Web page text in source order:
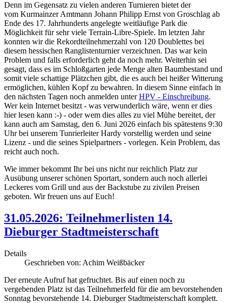
Denn im Gegensatz zu vielen anderen Turnieren bietet der
vom Kurmainzer Amtmann Johann Philipp Ernst von Groschlag ab
Ende des 17. Jahrhunderts angelegte weitläufige Park die
Möglichkeit für sehr viele Terrain-Libre-Spiele. Im letzten Jahr
konnten wir die Rekordteilnehmerzahl von 120 Doublettes bei
diesem hessischen Ranglistenturnier verzeichnen. Das war kein
Problem und falls erforderlich geht da noch mehr. Weiterhin sei
gesagt, dass es im Schloßgarten jede Menge alten Baumbestand und
somit viele schattige Plätzchen gibt, die es auch bei heißer Witterung
ermöglichen, kühlen Kopf zu bewahren. In diesem Sinne einfach in
den nächsten Tagen noch anmelden unterHPV - Einschreibung.
Wer kein Internet besitzt - was verwunderlich wäre, wenn er dies
hier lesen kann :-) - oder wem dies alles zu viel Mühe bereitet, der
kann auch am Samstag, den 6. Juni 2026 einfach bis spätestens 9:30
Uhr bei unserem Tunrierleiter Hardy vorstellig werden und seine
Lizenz - und die seines Spielpartners - vorlegen. Kein Problem, das
reicht auch noch.
Wie immer bekommt Ihr bei uns nicht nur reichlich Platz zur
Ausübung unserer schönen Sportart, sondern auch noch allerlei
Leckeres vom Grill und aus der Backstube zu zivilen Preisen
geboten. Wir freuen uns auf Euch!
31.05.2026: Teilnehmerlisten 14.
Dieburger Stadtmeisterschaft
Details
Geschrieben von: Achim Weißbäcker
Der erneute Aufruf hat gefruchtet. Bis auf einen noch zu
vergebenden Platz ist das Teilnehmerfeld für die am bevorstehenden
Sonntag bevorstehende 14. Dieburger Stadtmeisterschaft komplett.